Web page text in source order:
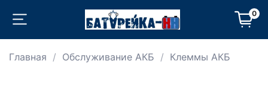
0
Главная Обслуживание АКБ Клеммы АКБ